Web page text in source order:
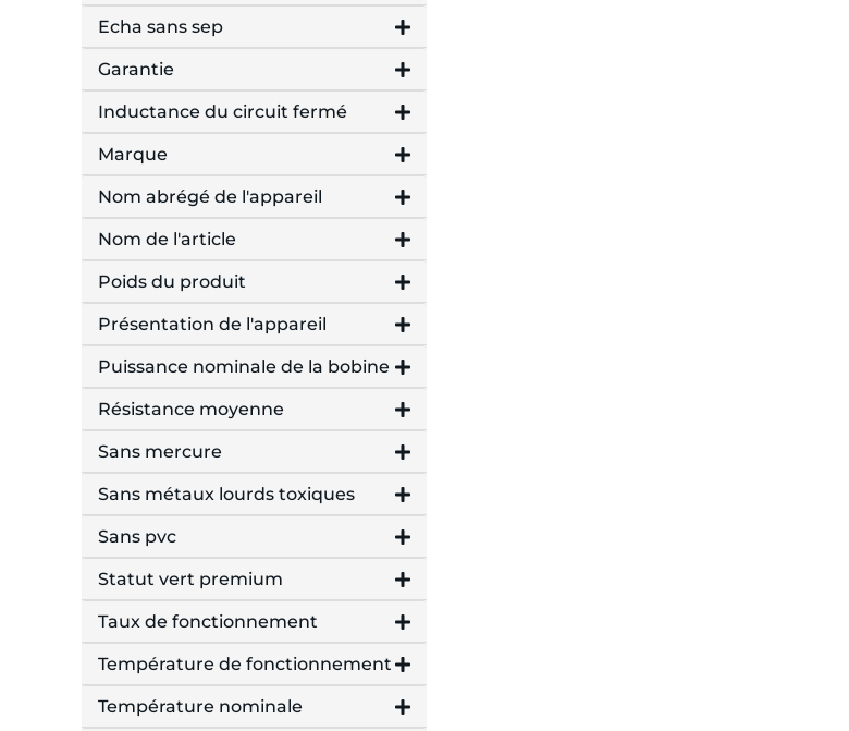
Echa sans sep
Garantie
Inductance du circuit fermé
Marque
Nom abrégé de l'appareil
Nom de l'article
Poids du produit
Présentation de l'appareil
Puissance nominale de la bobine
Résistance moyenne
Sans mercure
Sans métaux lourds toxiques
Sans pvc
Statut vert premium
Taux de fonctionnement
Température de fonctionnement
Température nominale